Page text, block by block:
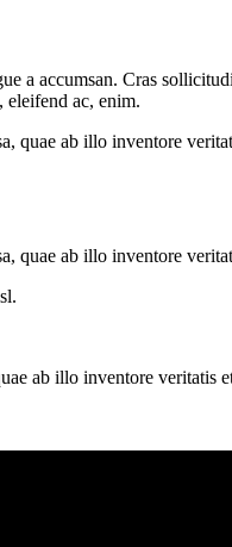
a accumsan. Cras
eleifend ac, enim.
quae ab illo inventore
quae ab illo inventore
ab illo inventore veritatis